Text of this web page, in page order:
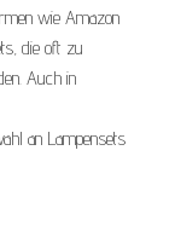
wie Amazon
die oft zu
Auch in
an Lampensets